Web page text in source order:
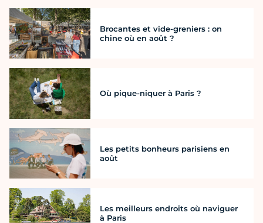
Brocantes et vide-greniers : on
chine où en août ?
Où pique-niquer à Paris ?
Les petits bonheurs parisiens en
août
Les meilleurs endroits où naviguer
à Paris